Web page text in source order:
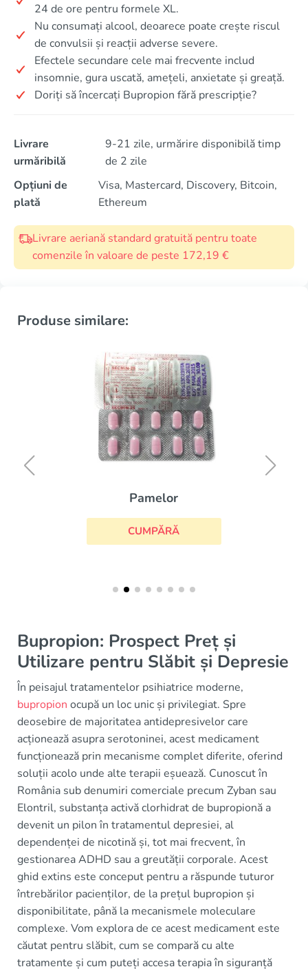
24 de ore pentru formele XL.
Nu consumați alcool, deoarece poate crește riscul
de convulsii și reacții adverse severe.
Efectele secundare cele mai frecvente includ
insomnie, gura uscată, amețeli, anxietate și greață.
Doriți să încercați Bupropion fără prescripție?
Livrare
urmăribilă
9-21 zile, urmărire disponibilă timp
de 2 zile
Opțiuni de
plată
Visa, Mastercard, Discovery, Bitcoin,
Ethereum
Livrare aeriană standard gratuită pentru toate
comenzile în valoare de peste 172,19 €
Produse similare:
Pamelor
CUMPĂRĂ
Bupropion: Prospect Preț și
Utilizare pentru Slăbit și Depresie
În peisajul tratamentelor psihiatrice moderne,
bupropion ocupă un loc unic și privilegiat. Spre
deosebire de majoritatea antidepresivelor care
acționează asupra serotoninei, acest medicament
funcționează prin mecanisme complet diferite, oferind
soluții acolo unde alte terapii eșuează. Cunoscut în
România sub denumiri comerciale precum Zyban sau
Elontril, substanța activă clorhidrat de bupropionă a
devenit un pilon în tratamentul depresiei, al
dependenței de nicotină și, tot mai frecvent, în
gestionarea ADHD sau a greutății corporale. Acest
ghid extins este conceput pentru a răspunde tuturor
întrebărilor pacienților, de la prețul bupropion și
disponibilitate, până la mecanismele moleculare
complexe. Vom explora de ce acest medicament este
căutat pentru slăbit, cum se compară cu alte
tratamente și cum puteți accesa terapia în siguranță